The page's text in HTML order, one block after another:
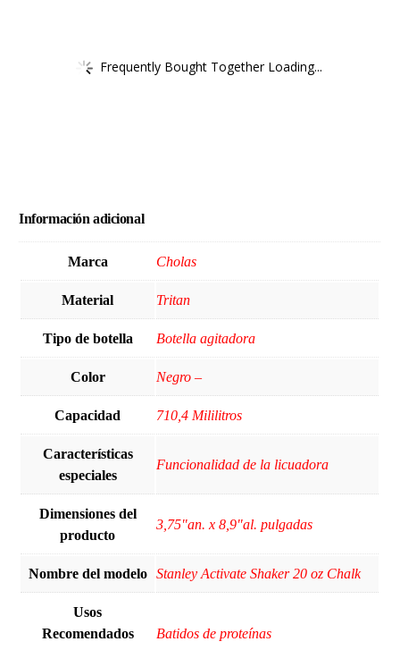
Frequently Bought Together Loading...
Información adicional
Marca ‎Cholas
Material ‎Tritan
Tipo de botella ‎Botella agitadora
Color Negro –
Capacidad ‎710,4 Mililitros
Características
especiales
‎Funcionalidad de la licuadora
Dimensiones del
producto
‎3,75"an. x 8,9"al. pulgadas
Nombre del modelo Stanley Activate Shaker 20 oz Chalk
Usos
Recomendados
Batidos de proteínas